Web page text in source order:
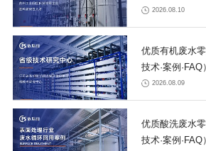
2026.08.10
优质有机废水
技术·案例·FAQ）
2026.08.09
优质酸洗废水
技术·案例·FAQ）